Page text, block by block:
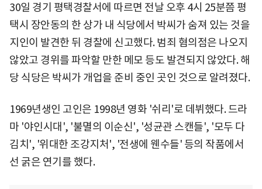
30일 경기 평택경찰서에 따르면 전날 오후 4시 25분쯤 평
택시 장안동의 한 상가 내 식당에서 박씨가 숨져 있는 것을
지인이 발견한 뒤 경찰에 신고했다. 범죄 혐의점은 나오지
않았고 경위를 파악할 만한 메모 등도 발견되지 않았다. 해
당 식당은 박씨가 개업을 준비 중인 곳인 것으로 알려졌다.
1969년생인 고인은 1998년 영화 '쉬리'로 데뷔했다. 드라
마 '야인시대', '불멸의 이순신', '성균관 스캔들', '모두 다
김치', '위대한 조강지처', '전생에 웬수들' 등의 작품에서
선 굵은 연기를 했다.